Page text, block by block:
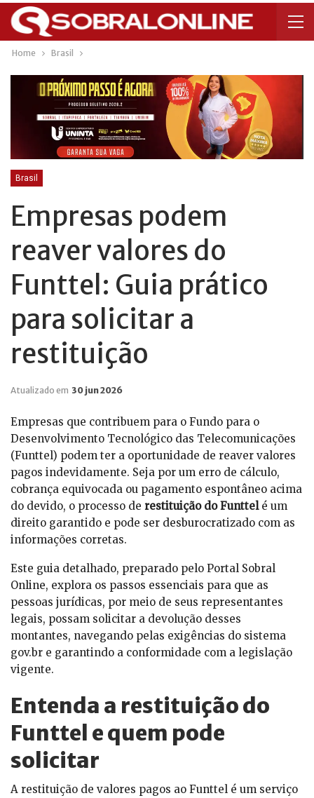
Home Brasil
Brasil
Empresas podem
reaver valores do
Funttel: Guia prático
para solicitar a
restituição
Atualizado em 30 jun 2026
Empresas que contribuem para o Fundo para o
Desenvolvimento Tecnológico das Telecomunicações
(Funttel) podem ter a oportunidade de reaver valores
pagos indevidamente. Seja por um erro de cálculo,
cobrança equivocada ou pagamento espontâneo acima
do devido, o processo de restituição do Funttelé um
direito garantido e pode ser desburocratizado com as
informações corretas.
Este guia detalhado, preparado pelo Portal Sobral
Online, explora os passos essenciais para que as
pessoas jurídicas, por meio de seus representantes
legais, possam solicitar a devolução desses
montantes, navegando pelas exigências do sistema
gov.br e garantindo a conformidade com a legislação
vigente.
Entenda a restituição do
Funttel e quem pode
solicitar
A restituição de valores pagos ao Funttel é um serviço